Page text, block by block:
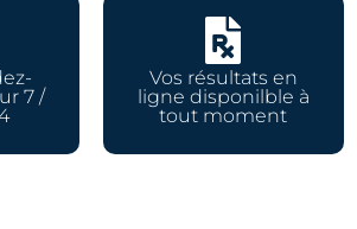
7 /

Vos résultats en
ligne disponilble à
tout moment